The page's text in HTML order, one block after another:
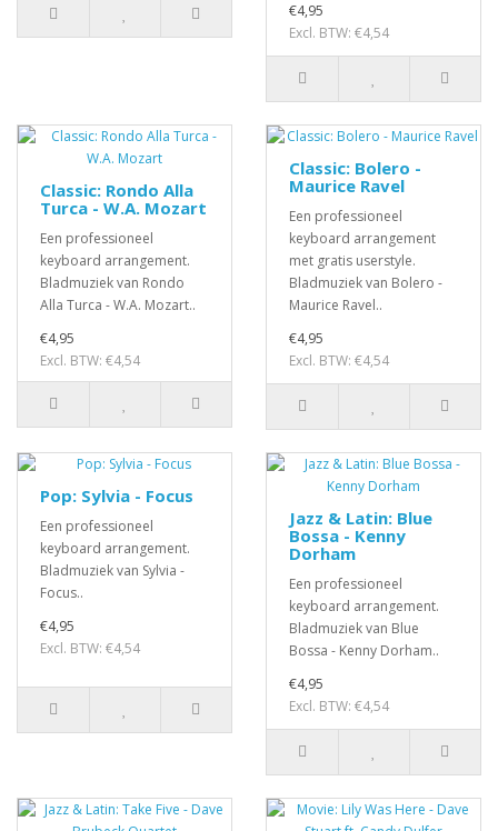
€4,95
Excl. BTW: €4,54
Classic: Rondo Alla
Turca - W.A. Mozart
Een professioneel
keyboard arrangement.
Bladmuziek van Rondo
Alla Turca - W.A. Mozart..
€4,95
Excl. BTW: €4,54
Classic: Bolero -
Maurice Ravel
Een professioneel
keyboard arrangement
met gratis userstyle.
Bladmuziek van Bolero -
Maurice Ravel..
€4,95
Excl. BTW: €4,54
Pop: Sylvia - Focus
Een professioneel
keyboard arrangement.
Bladmuziek van Sylvia -
Focus..
€4,95
Excl. BTW: €4,54
Jazz & Latin: Blue
Bossa - Kenny
Dorham
Een professioneel
keyboard arrangement.
Bladmuziek van Blue
Bossa - Kenny Dorham..
€4,95
Excl. BTW: €4,54